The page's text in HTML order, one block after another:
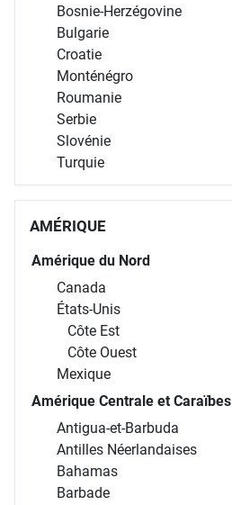
Bosnie-Herzégovine
Bulgarie
Croatie
Monténégro
Roumanie
Serbie
Slovénie
Turquie
AMÉRIQUE
Amérique du Nord
Canada
États-Unis
Côte Est
Côte Ouest
Mexique
Amérique Centrale et Caraïbes
Antigua-et-Barbuda
Antilles Néerlandaises
Bahamas
Barbade